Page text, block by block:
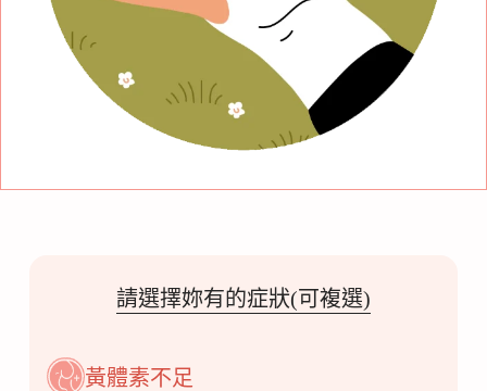
請選擇妳有的症狀(可複選)
黃體素不足